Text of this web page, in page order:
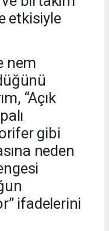
etkisiyle
nem
“Açık
gibi
neden
ifadelerini